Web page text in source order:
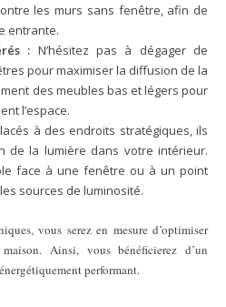
les murs sans fenêtre, afin de
entrante.
: N’hésitez pas à dégager de
pour maximiser la diffusion de la
des meubles bas et légers pour
l’espace.
à des endroits stratégiques, ils
de la lumière dans votre intérieur.
face à une fenêtre ou à un point
sources de luminosité.
vous serez en mesure d’optimiser
Ainsi, vous bénéficierez d’un
performant.